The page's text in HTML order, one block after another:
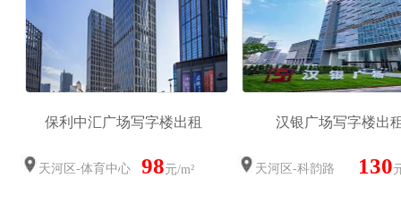
保利中汇广场写字楼出租
天河区-体育中心 98元/m²
汉银广场写字楼出
天河区-科韵路 130